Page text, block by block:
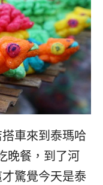
車來到泰瑪哈
晚餐，到了河
驚覺今天是泰